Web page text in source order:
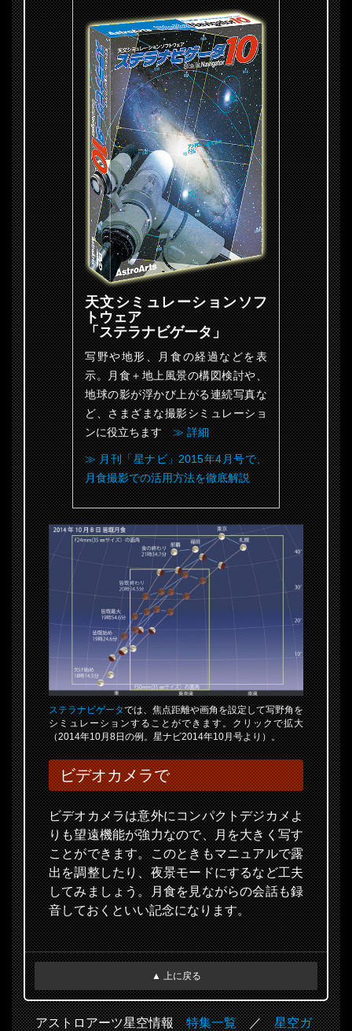
天文シミュレーションソフ
トウェア
「ステラナビゲータ」
写野や地形、月食の経過などを表
示。月食＋地上風景の構図検討や、
地球の影が浮かび上がる連続写真な
ど、さまざまな撮影シミュレーショ
ンに役立ちます≫ 詳細
≫ 月刊「星ナビ」2015年4月号で、
月食撮影での活用方法を徹底解説
ステラナビゲータでは、焦点距離や画角を設定して写野角を
シミュレーションすることができます。クリックで拡大
（2014年10月8日の例。星ナビ2014年10月号より）。
ビデオカメラで
ビデオカメラは意外にコンパクトデジカメよ
りも望遠機能が強力なので、月を大きく写す
ことができます。このときもマニュアルで露
出を調整したり、夜景モードにするなど工夫
してみましょう。月食を見ながらの会話も録
音しておくといい記念になります。
▲ 上に戻る
アストロアーツ星空情報特集一覧／星空ガ